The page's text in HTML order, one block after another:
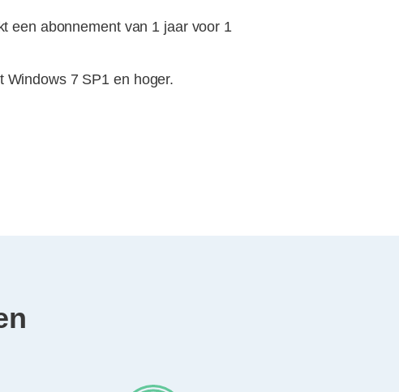
een abonnement van 1 jaar voor 1
Windows 7 SP1 en hoger.